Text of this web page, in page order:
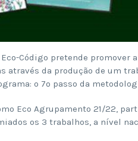
Código pretende
através da produção de um
o 7º passo da
Eco Agrupamento 21/22,
os 3 trabalhos, a nível